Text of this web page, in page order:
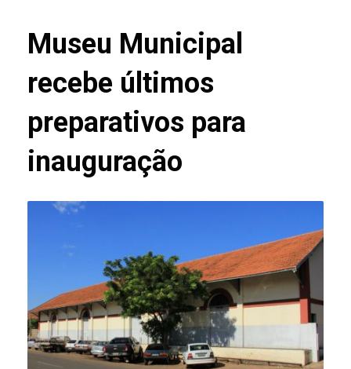
Museu Municipal
recebe últimos
preparativos para
inauguração